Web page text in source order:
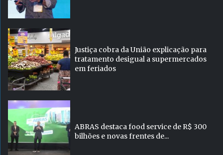
Justiça cobra da União explicação para
tratamento desigual a supermercados
em feriados
ABRAS destaca food service de R$ 300
bilhões e novas frentes de...